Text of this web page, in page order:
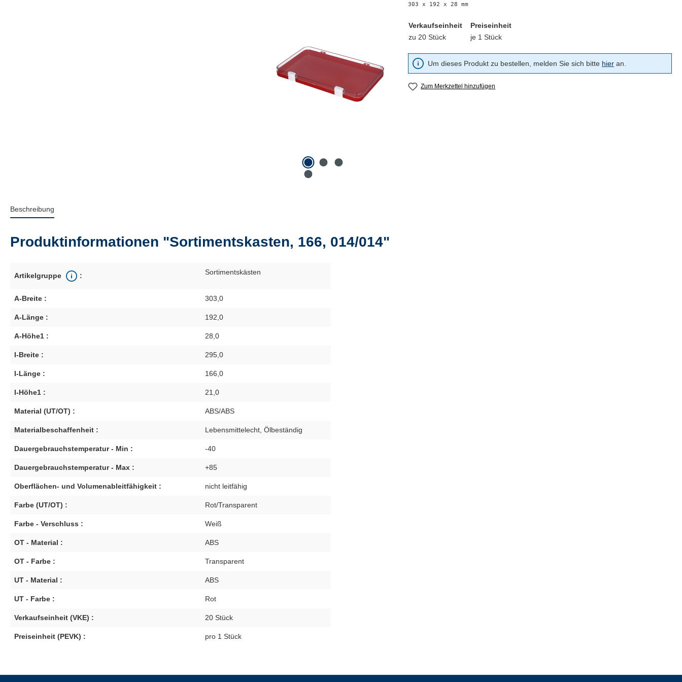
303 x 192 x 28 mm
Verkaufseinheit
Preiseinheit
zu 20 Stück
je 1 Stück
Um dieses Produkt zu bestellen, melden Sie sich bitte hier an.
Zum Merkzettel hinzufügen
Beschreibung
Produktinformationen "Sortimentskasten, 166, 014/014"
Artikelgruppe : Sortimentskästen
A-Breite : 303,0
A-Länge : 192,0
A-Höhe1 : 28,0
I-Breite : 295,0
I-Länge : 166,0
I-Höhe1 : 21,0
Material (UT/OT) : ABS/ABS
Materialbeschaffenheit : Lebensmittelecht , Ölbeständig
Dauergebrauchstemperatur - Min : -40
Dauergebrauchstemperatur - Max : +85
Oberflächen- und Volumenableitfähigkeit : nicht leitfähig
Farbe (UT/OT) : Rot/Transparent
Farbe - Verschluss : Weiß
OT - Material : ABS
OT - Farbe : Transparent
UT - Material : ABS
UT - Farbe : Rot
Verkaufseinheit (VKE) : 20 Stück
Preiseinheit (PEVK) : pro 1 Stück